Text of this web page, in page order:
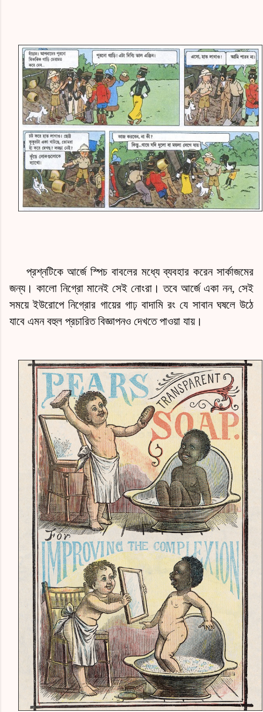
প্রশ্নটিকে আর্জে স্পিচ বাবলের মধ্যে ব্যবহার করেন সার্কাজমের
জন্য। কালো নিগ্রো মানেই সেই নোংরা। তবে আর্জে একা নন, সেই
সময়ে ইউরোপে নিগ্রোর গায়ের গাঢ় বাদামিরংযে সাবান ঘষলে উঠে
যাবে এমন বহুল প্রচারিত বিজ্ঞাপনও দেখতে পাওয়া যায়।